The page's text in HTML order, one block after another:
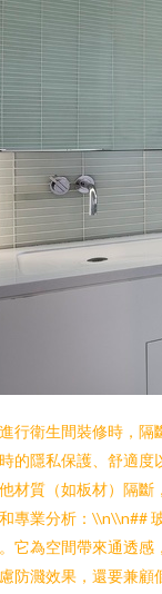
行衛生間裝修時，隔
的隱私保護、舒適度
材質（如板材）隔斷
專業分析：\\n\\n##
它為空間帶來通透感
防濺效果，還要兼